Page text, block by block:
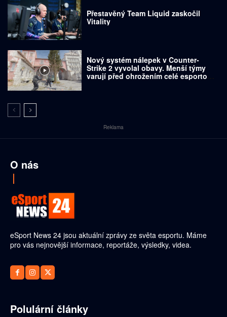
Přestavěný Team Liquid zaskočil
Vitality
Nový systém nálepek v Counter-
Strike 2 vyvolal obavy. Menší týmy
varují před ohrožením celé esportové
Reklama
O nás
eSport News 24 jsou aktuální zprávy ze světa esportu. Máme
pro vás nejnovější informace, reportáže, výsledky, videa.
Polulární články